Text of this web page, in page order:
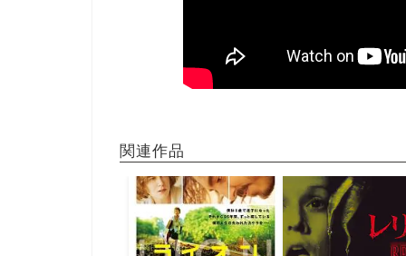
関連作品